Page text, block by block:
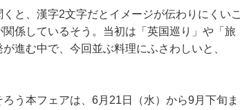
と、漢字2文字だとイメージが伝わりにくいこ
係しているそう。当初は「英国巡り」や「旅
進む中で、今回並ぶ料理にふさわしいと、
う本フェアは、6月21日（水）から9月下旬ま